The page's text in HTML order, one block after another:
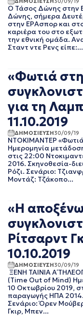
Ο Τάσος Δώνης στην
Δώνης, σήμερα
στην ΕΡΑσπορ και
καριέρα του στο
την εθνική ομάδα.
Σταντ ντε Ρενς είπε:...
«Φωτιά
για τη
11.10.2019
ΔΗΜΟΣΙΕΥΣΗ30/09/19
ΝΤΟΚΙΜΑΝΤΕΡ
Ημερομηνία
στις 22:00
2016. Σκηνοθεσία-
Ρόζι. Σενάριο:
Μοντάζ: Tζάκοπο...
«Η
Ρίτσαρντ
10.10.2019
ΔΗΜΟΣΙΕΥΣΗ30/09/19
ΞΕΝΗ ΤΑΙΝΙΑ Α΄
(Time Out of Mind)
10 Οκτωβρίου 2019,
παραγωγής ΗΠΑ
Σενάριο: Όρεν
Γκιρ, Μπεν...